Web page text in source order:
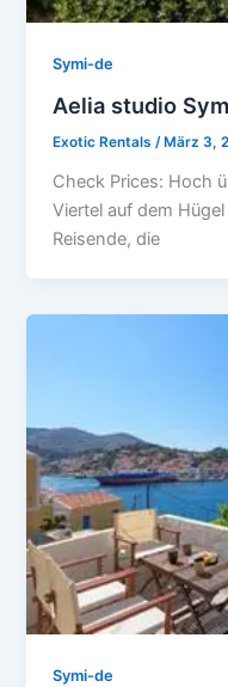
Symi-de
Aelia studio
Exotic Rentals /März 3,
Check Prices: Hoch
Viertel auf dem
Reisende, die
Symi-de